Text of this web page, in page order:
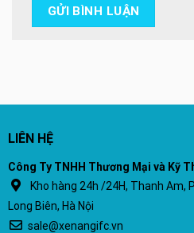
LIÊN HỆ
Công Ty TNHH Thương Mại và Kỹ
Kho hàng 24h /24H, Thanh Am,
Long Biên, Hà Nội
sale@xenangifc.vn